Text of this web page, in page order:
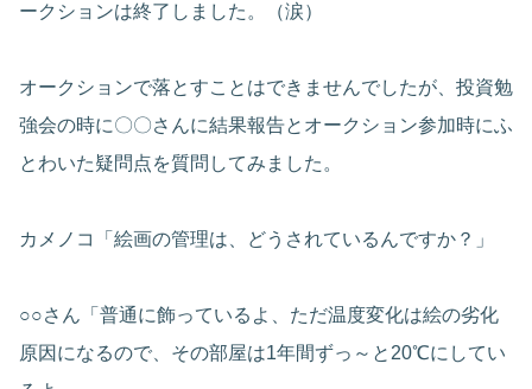
ークションは終了しました。（涙）
オークションで落とすことはできませんでしたが、投資勉
強会の時に〇〇さんに結果報告とオークション参加時にふ
とわいた疑問点を質問してみました。
カメノコ「絵画の管理は、どうされているんですか？」
○○さん「普通に飾っているよ、ただ温度変化は絵の劣化
原因になるので、その部屋は1年間ずっ～と20℃にしてい